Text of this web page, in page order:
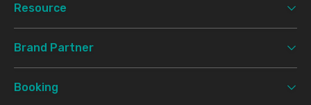
Resource
Brand Partner
Booking